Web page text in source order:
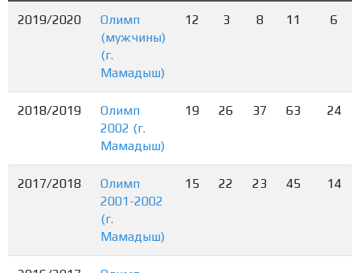
2019/2020
Олимп
(мужчины)
(г.
Мамадыш)
12 3 8 11 6
2018/2019
Олимп
2002 (г.
Мамадыш)
19 26 37 63 24
2017/2018
Олимп
2001-2002
(г.
Мамадыш)
15 22 23 45 14